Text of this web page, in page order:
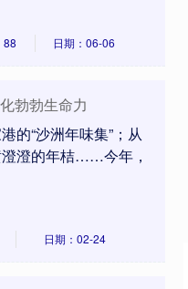
88 日期：06-06
勃勃生命力
的“沙洲年味集”；从
澄澄的年桔……今年，
日期：02-24